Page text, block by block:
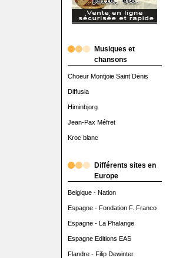
Musiques et
chansons
Choeur Montjoie Saint Denis
Diffusia
Himinbjorg
Jean-Pax Méfret
Kroc blanc
Différents sites en
Europe
Belgique - Nation
Espagne - Fondation F. Franco
Espagne - La Phalange
Espagne Editions EAS
Flandre - Filip Dewinter